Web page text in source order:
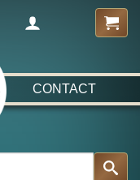
CONTACT